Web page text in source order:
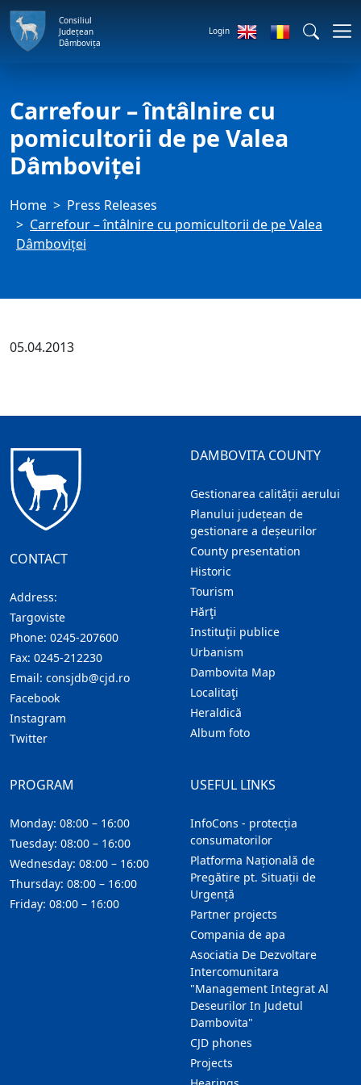
Consiliul
Județean
Dâmbovița
Login
Carrefour – întâlnire cu
pomicultorii de pe Valea
Dâmboviței
Home
Press Releases
Carrefour – întâlnire cu pomicultorii de pe Valea
Dâmboviței
05.04.2013
CONTACT
Address:
Targoviste
Phone: 0245-207600
Fax: 0245-212230
Email: consjdb@cjd.ro
Facebook
Instagram
Twitter
DAMBOVITA COUNTY
Gestionarea calității aerului
Planului județean de
gestionare a deșeurilor
County presentation
Historic
Tourism
Hărţi
Instituţii publice
Urbanism
Dambovita Map
Localitaţi
Heraldică
Album foto
USEFUL LINKS
InfoCons - protecția
consumatorilor
Platforma Națională de
Pregătire pt. Situații de
Urgență
Partner projects
Compania de apa
Asociatia De Dezvoltare
Intercomunitara
"Management Integrat Al
Deseurilor In Judetul
Dambovita"
CJD phones
Projects
PROGRAM
Monday: 08:00 – 16:00
Tuesday: 08:00 – 16:00
Wednesday: 08:00 – 16:00
Thursday: 08:00 – 16:00
Friday: 08:00 – 16:00